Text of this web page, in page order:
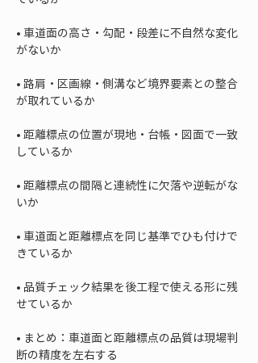
• 車道面の高さ・勾配・段差に不自然な変化
• 路肩・区画線・側溝など境界要素との整合
• 距離標点の位置が現地・台帳・図面で一致
• 距離標点の間隔と連続性に欠落や逆転がな
• 車道面と距離標点を同じ基準でひも付けで
• 品質チェック結果を後工程で使える形に残
• まとめ：車道面と距離標点の品質は現場判
断の精度を左右する